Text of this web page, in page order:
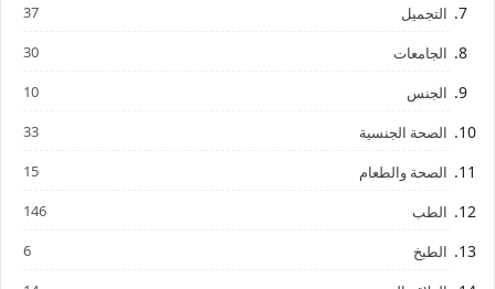
التجميل 37
الجامعات 30
الجنس 10
الصحة الجنسية 33
الصحة والطعام 15
الطب 146
الطبخ 6